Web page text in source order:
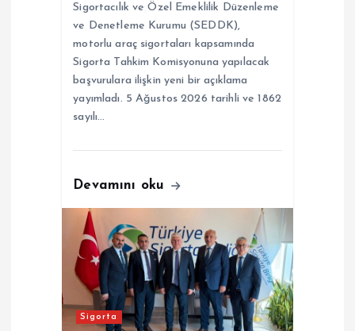
Sigortacılık ve Özel Emeklilik Düzenleme
ve Denetleme Kurumu (SEDDK),
motorlu araç sigortaları kapsamında
Sigorta Tahkim Komisyonuna yapılacak
başvurulara ilişkin yeni bir açıklama
yayımladı. 5 Ağustos 2026 tarihli ve 1862
sayılı…
Devamını oku
Sigorta